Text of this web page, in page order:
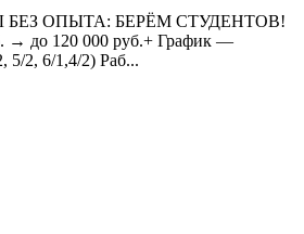
ОПЫТА: БЕРЁМ СТУДЕНТОВ!
→ до 120 000 руб.+ График —
5/2, 6/1,4/2) Раб...